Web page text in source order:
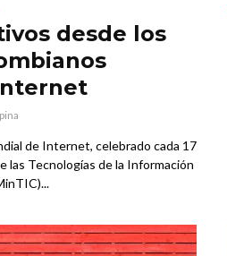
desde los
de Internet, celebrado cada 17
las Tecnologías de la Información